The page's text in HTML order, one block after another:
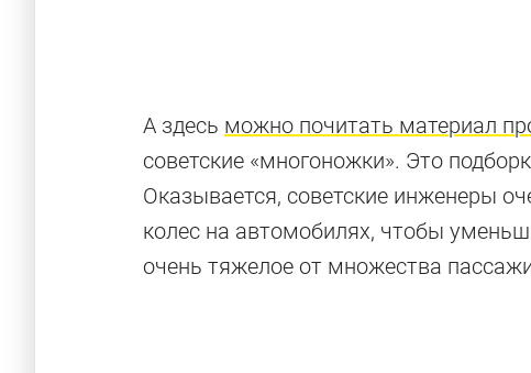
А здесь можно почитать материал
советские «многоножки». Это
Оказывается, советские инженеры
колес на автомобилях, чтобы
очень тяжелое от множества